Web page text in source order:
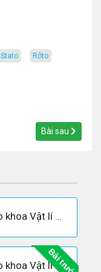
Stato Rôto
Bài sau
Giải câu 1 Trang 96 - Sách giáo khoa Vật lí 12
Bài trước
Giải câu 1 Trang 97 - Sách giáo khoa Vật lí 12